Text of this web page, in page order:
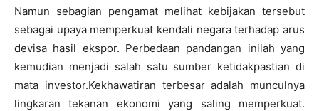
Namun sebagian pengamat melihat kebijakan tersebut
sebagai upaya memperkuat kendali negara terhadap arus
devisa hasil ekspor. Perbedaan pandangan inilah yang
kemudian menjadi salah satu sumber ketidakpastian di
mata investor.Kekhawatiran terbesar adalah munculnya
lingkaran tekanan ekonomi yang saling memperkuat.